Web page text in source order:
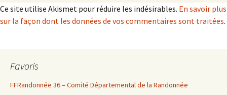
Ce site utilise Akismet pour réduire les indésirables. En savoir plus
sur la façon dont les données de vos commentaires sont traitées.
Favoris
FFRandonnée 36 – Comité Départemental de la Randonnée